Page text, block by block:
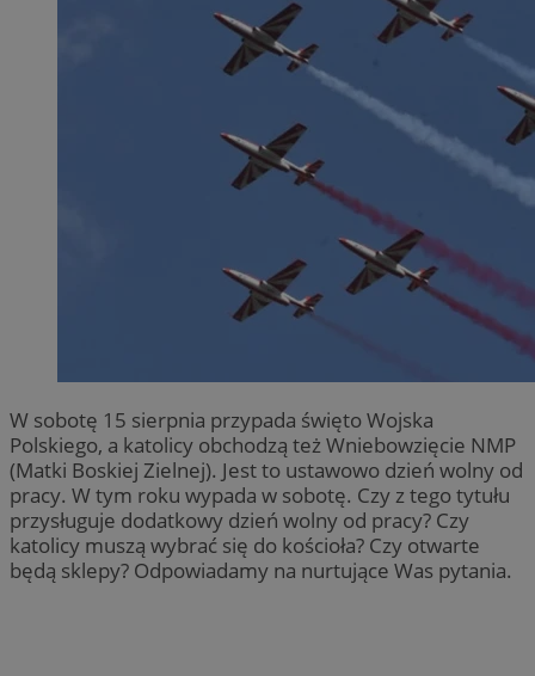
W sobotę 15 sierpnia przypada święto Wojska
Polskiego, a katolicy obchodzą też Wniebowzięcie NMP
(Matki Boskiej Zielnej). Jest to ustawowo dzień wolny od
pracy. W tym roku wypada w sobotę. Czy z tego tytułu
przysługuje dodatkowy dzień wolny od pracy? Czy
katolicy muszą wybrać się do kościoła? Czy otwarte
będą sklepy? Odpowiadamy na nurtujące Was pytania.